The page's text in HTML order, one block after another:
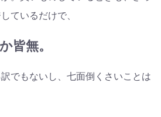
ているだけで、
皆無。
でもないし、七面倒くさいことは